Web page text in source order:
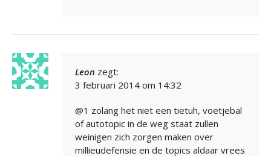
Leon zegt:
3 februari 2014 om 14:32
@1 zolang het niet een tietuh, voetjebal
of autotopic in de weg staat zullen
weinigen zich zorgen maken over
millieudefensie en de topics aldaar vrees